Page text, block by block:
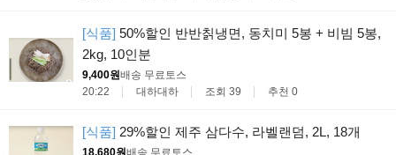
[식품] 50%할인 반반칡냉면, 동치미 5봉 + 비빔 5봉,
2kg, 10인분
9,400원배송 무료 토스
20:22
대하대하 조회 39 추천 0
[식품] 29%할인 제주 삼다수, 라벨랜덤, 2L, 18개
18,680원배송 무료 토스